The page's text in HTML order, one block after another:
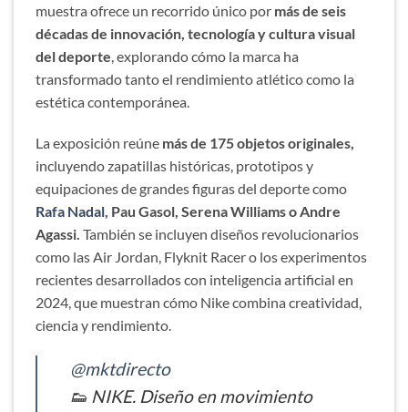
muestra ofrece un recorrido único por más de seis
décadas de innovación, tecnología y cultura visual
del deporte , explorando cómo la marca ha
transformado tanto el rendimiento atlético como la
estética contemporánea.
La exposición reúne más de 175 objetos originales,
incluyendo zapatillas históricas, prototipos y
equipaciones de grandes figuras del deporte como
Rafa Nadal, Pau Gasol, Serena Williams o Andre
Agassi. También se incluyen diseños revolucionarios
como las Air Jordan, Flyknit Racer o los experimentos
recientes desarrollados con inteligencia artificial en
2024, que muestran cómo Nike combina creatividad,
ciencia y rendimiento.
@mktdirecto
👟 NIKE. Diseño en movimiento